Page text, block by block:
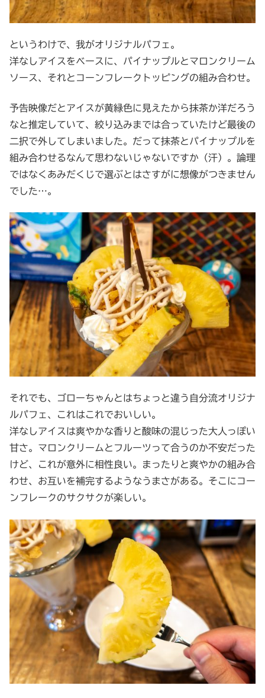
というわけで、我がオリジナルパフェ。
洋なしアイスをベースに、パイナップルとマロンクリーム
ソース、それとコーンフレークトッピングの組み合わせ。
予告映像だとアイスが黄緑色に見えたから抹茶か洋だろう
なと推定していて、絞り込みまでは合っていたけど最後の
二択で外してしまいました。だって抹茶とパイナップルを
組み合わせるなんて思わないじゃないですか（汗）。論理
ではなくあみだくじで選ぶとはさすがに想像がつきません
でした…。
それでも、ゴローちゃんとはちょっと違う自分流オリジナ
ルパフェ、これはこれでおいしい。
洋なしアイスは爽やかな香りと酸味の混じった大人っぽい
甘さ。マロンクリームとフルーツって合うのか不安だった
けど、これが意外に相性良い。まったりと爽やかの組み合
わせ、お互いを補完するようなうまさがある。そこにコー
ンフレークのサクサクが楽しい。